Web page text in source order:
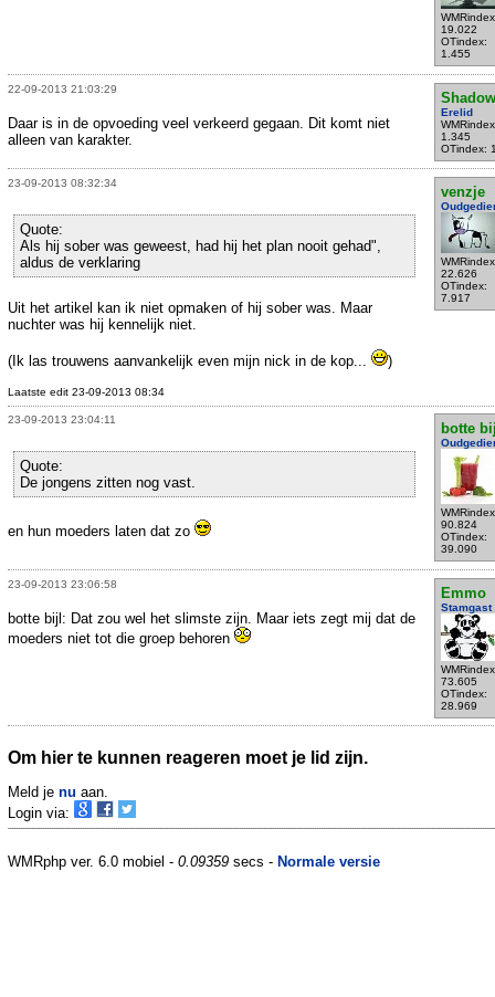
19.022
OTindex:
1.455
22-09-2013 21:03:29
Erelid
1.345
OTindex:
Daar is in de opvoeding veel verkeerd gegaan. Dit komt niet
alleen van karakter.
23-09-2013 08:32:34
venzje
22.626
OTindex:
7.917
Quote:
Als hij sober was geweest, had hij het plan nooit gehad",
aldus de verklaring
Uit het artikel kan ik niet opmaken of hij sober was. Maar
nuchter was hij kennelijk niet.
(Ik las trouwens aanvankelijk even mijn nick in de kop... )
Laatste edit 23-09-2013 08:34
23-09-2013 23:04:11
botte
90.824
OTindex:
39.090
Quote:
De jongens zitten nog vast.
en hun moeders laten dat zo
23-09-2013 23:06:58
Emmo
Stamgast
73.605
OTindex:
28.969
botte bijl: Dat zou wel het slimste zijn. Maar iets zegt mij dat de
moeders niet tot die groep behoren
Om hier te kunnen reageren moet je lid zijn.
Meld je nu aan.
Login via:
WMRphp ver. 6.0 mobiel - 0.09359 secs - Normale versie